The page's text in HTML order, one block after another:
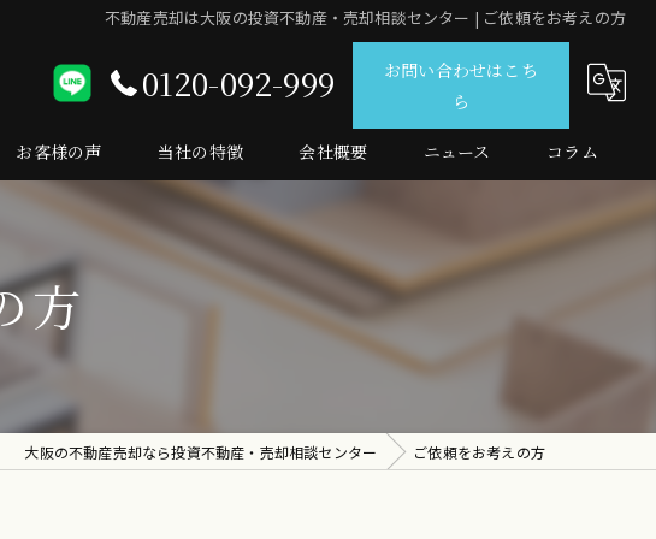
不動産売却は大阪の投資不動産・売却相談センター | ご依頼をお考えの方
0120-092-999
お問い合わせはこち
ら
お客様の声 当社の特徴
投資
会社概要 ニュース コラム
方
大阪の不動産売却なら投資不動産・売却相談センター ご依頼をお考えの方